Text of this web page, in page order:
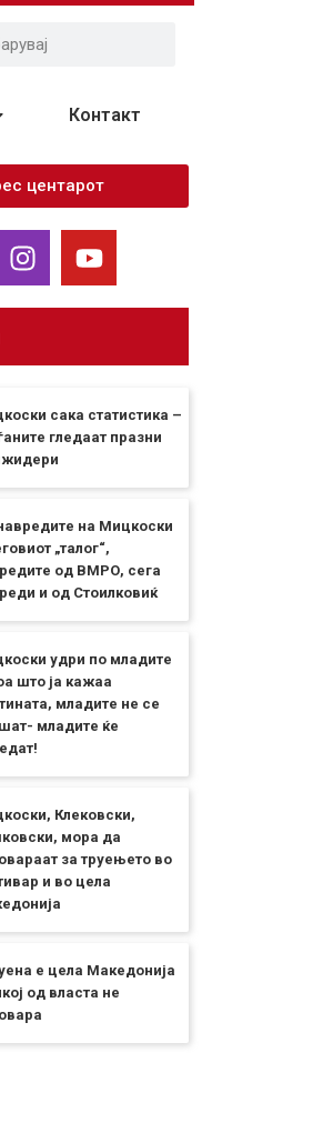
Контакт
центарот
сака статистика –
гледаат празни
на Мицкоски
„талог“,
од ВМРО, сега
и од Стоилковиќ
удри по младите
што ја кажаа
младите не се
младите ќе
Клековски,
мора да
за труењето во
и во цела
е цела Македонија
од власта не